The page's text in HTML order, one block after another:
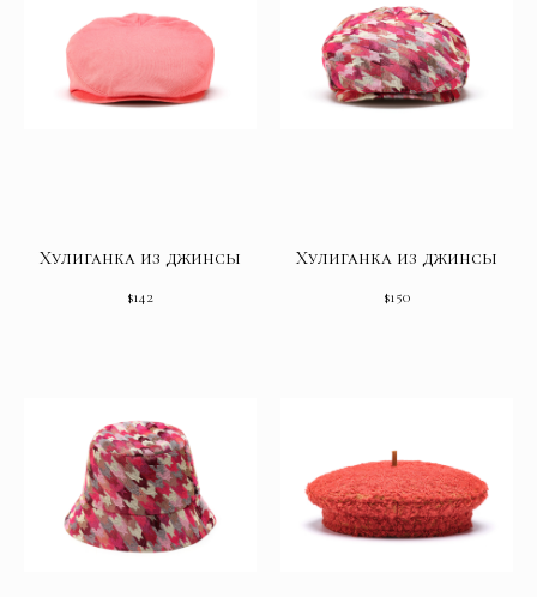
Хулиганка из джинсы
$142
Хулиганка из джинсы
$150